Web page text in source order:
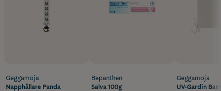
Geggamoja
Napphållare Panda
Bepanthen
Salva 100g
Geggamoja
UV-Gardin